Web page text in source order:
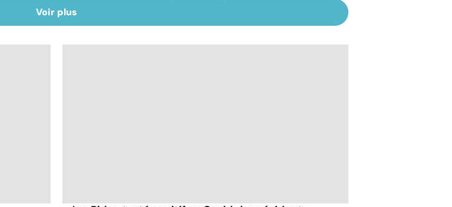
Voir plus